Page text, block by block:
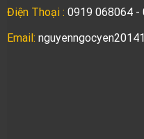
Điện Thoại : 0919 068064 -
Email: